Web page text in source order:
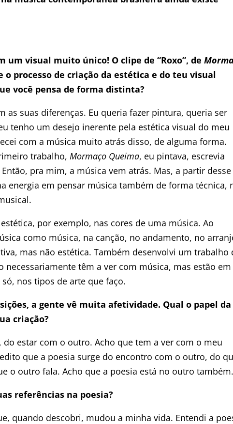
um visual muito único! O clipe de “Roxo”, de
processo de criação da estética e do teu visual
você pensa de forma distinta?
as suas diferenças. Eu queria fazer pintura, queria ser
tenho um desejo inerente pela estética visual do meu
com a música muito atrás disso, de alguma forma.
trabalho, Mormaço Queima, eu pintava, escrevia
pra mim, a música vem atrás. Mas, a partir desse
energia em pensar música também de forma técnica,
por exemplo, nas cores de uma música. Ao
como música, na canção, no andamento, no
mas não estética. Também desenvolvi um trabalho
têm a ver com música, mas estão em
nos tipos de arte que faço.
a gente vê muita afetividade. Qual o papel da
criação?
estar com o outro. Acho que tem a ver com o meu
que a poesia surge do encontro com o outro, do
o outro fala. Acho que a poesia está no outro também.
referências na poesia?
quando descobri, mudou a minha vida. Entendi a